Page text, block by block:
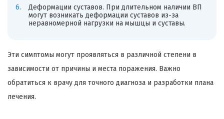
Деформации суставов. При длительном наличии ВП
могут возникать деформации суставов из-за
неравномерной нагрузки на мышцы и суставы.
Эти симптомы могут проявляться в различной степени в
зависимости от причины и места поражения. Важно
обратиться к врачу для точного диагноза и разработки плана
лечения.